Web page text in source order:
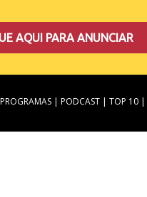
AQUI PARA ANUNCIAR
|
TOP 10
|
PODCAST
|
PROGRAMAS